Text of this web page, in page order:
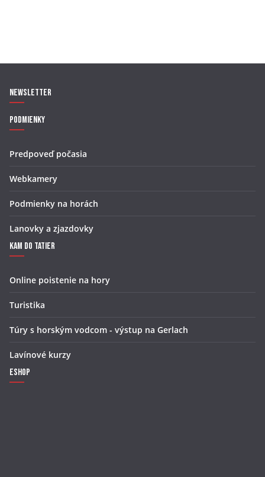
Newsletter
Podmienky
Predpoveď počasia
Webkamery
Podmienky na horách
Lanovky a zjazdovky
Kam do Tatier
Online poistenie na hory
Turistika
Túry s horským vodcom - výstup na Gerlach
Lavínové kurzy
Eshop